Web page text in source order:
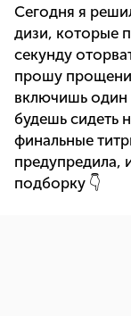
Сегодня я
дизи, которые
секунду
прошу
включишь один
будешь сидеть
финальные
предупредила,
подборку 👇